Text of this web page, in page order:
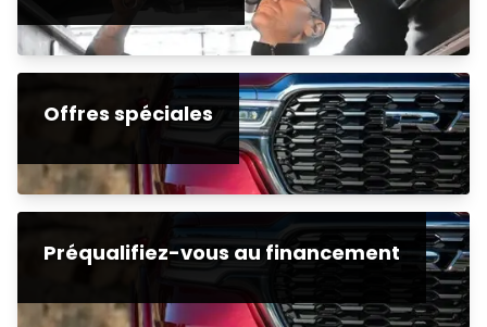
Offres spéciales
Préqualifiez-vous au financement